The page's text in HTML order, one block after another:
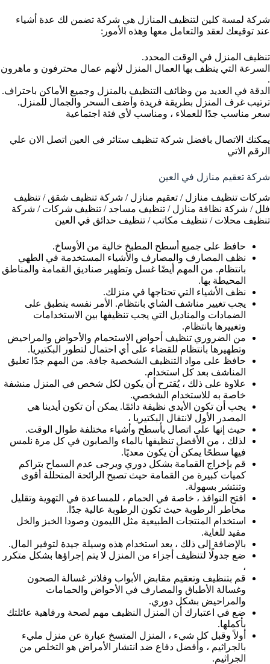
شركة لمسة كلين لتنظيف المنازل هي شركة تضمن لك عدة أشياء
عند توقيعك لعقد والتعامل معها وهذه الأمور:
تنظيف المنزل في الوقت المحدد.
السرعة التي ينظف بها العمال المنزل لأنهم عمال محترفون و ماهرون
.
الدقة في العديد من وظائف التنظيف بالمنزل وجميع الأماكن باحتراف.
ترتيب غرف المنزل بطريقة فريدة وأضف السحر والجمال للمنزل.
سعر مناسب جدًا للعملاء ، ومناسب لأي فئة اجتماعية
يمكنك الاتصال بافضل شركة تنظيف ستائر في العين اتصل الان علي
الرقم الاتي
شركة تعقيم منازل في العين
شركات تنظيف منازل / تعقيم منازل / شركة تنظيف شقق / تنظيف
فلل / شركة نظافة منازل / تنظيف مساجد / تنظيف شركات / شركة
تنظيف محلات / تنظيف مكاتب / تنظيف حدائق في العين
حافظ على جميع أسطح المطبخ خالية من الأوساخ.
نظف المصارف والمصارف والأشياء المستخدمة في الطهي
بانتظام. من المهم أيضًا غسل وتطهير صناديق القمامة والمناطق
المحيطة بها.
نظف الأشياء التي تحتاجها في منزلك.
يجب تغيير مناشف الشاي بانتظام. الأمر نفسه ينطبق على
الضمادات والمناديل التي يجب تنظيفها بين الاستخدامات
وتغييرها بانتظام.
من الضروري تنظيف أحواض الاستحمام والأحواض والمراحيض
وتطهيرها بانتظام للقضاء على أي احتمال لتطور البكتيريا.
حافظ على مواد التنظيف الشخصية جافة. من المهم جدًا تعليق
المناشف بعد كل استخدام.
علاوة على ذلك ، يُقترح أن يكون لكل شخص في المنزل منشفة
خاصة به للاستخدام الشخصي.
يجب أن تكون الأيدي نظيفة دائمًا. يمكن أن تكون أيدينا هي
المصدر الأول لانتقال البكتيريا ،
حيث إنها على اتصال بأسطح وأشياء مختلفة طوال الوقت.
لذلك ، من الأفضل تنظيفها بالماء والصابون في كل مرة نلمس
فيها سطحًا يمكن أن يكون معديًا.
قم بإخراج القمامة بشكل دوري ويرجى عدم السماح بتراكم
كميات كبيرة من القمامة حيث تصبح الرائحة المتحللة أقوى
وتنتشر بسهولة.
افتح النوافذ ، خاصة في الحمام ، للمساعدة في التهوية وتقليل
مخاطر الرطوبة حيث تكون الرطوبة عالية جدًا.
استخدام المنتجات الطبيعية مثل الليمون وصودا الخبز والخل
مفيد للغاية.
بالإضافة إلى ذلك ، يعد استخدام هذه وسيلة جيدة لتوفير المال.
ضع جدولًا لتنظيف أجزاء من المنزل لا يتم إجراؤها بشكل متكرر
،
قم بتنظيف وتعقيم مقابض الأبواب وفلاتر غسالة الصحون
وغسالة الأطباق والمصارف في الأحواض والحمامات
والمراحيض بشكل دوري.
ضع في اعتبارك أن المنزل النظيف مهم لصحة ورفاهية عائلتك
بأكملها.
أولاً وقبل كل شيء ، المنزل المتسخ عبارة عن منزل مليء
بالجراثيم ، وأفضل دفاع ضد انتشار الأمراض هو التخلص من
الجراثيم.